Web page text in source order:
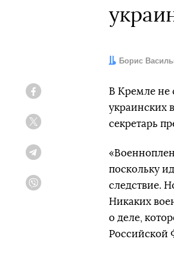
Автор:
Борис
В Кремле не
украинских
секретарь
поскольку
следствие.
Никаких
о деле,
Российской